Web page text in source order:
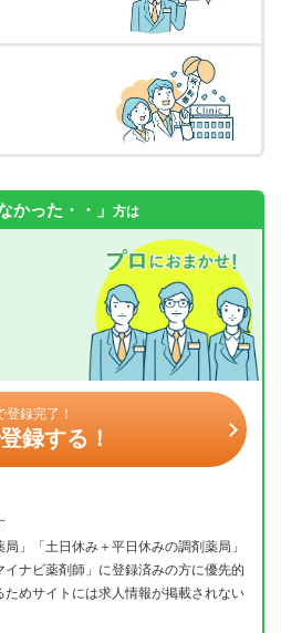
かった・・」 方は
登録完了！
録する！
局」「土日休み＋平日休みの調剤薬局」
ナビ薬剤師」に登録済みの方に優先的
めサイトには求人情報が掲載されない